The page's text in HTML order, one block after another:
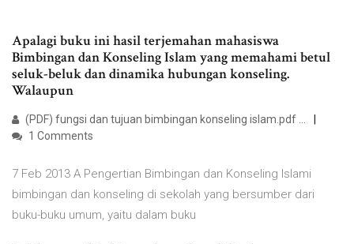
Apalagi buku ini hasil terjemahan mahasiswa
Bimbingan dan Konseling Islam yang memahami betul
seluk-beluk dan dinamika hubungan konseling.
Walaupun
(PDF) fungsi dan tujuan bimbingan konseling islam.pdf ...
1 Comments
7 Feb 2013 A Pengertian Bimbingan dan Konseling Islami
bimbingan dan konseling di sekolah yang bersumber dari
buku-buku umum, yaitu dalam buku